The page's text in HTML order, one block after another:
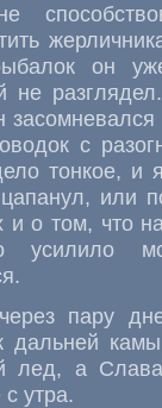
он
не
с
тонкое, и
или
и о том, что
усилило
пару
дальней
лед, а
утра.